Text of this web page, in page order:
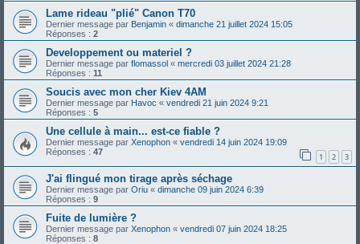
Lame rideau "plié" Canon T70
Dernier message par Benjamin « dimanche 21 juillet 2024 15:05
Réponses : 2
Developpement ou materiel ?
Dernier message par flomassol « mercredi 03 juillet 2024 21:28
Réponses : 11
Soucis avec mon cher Kiev 4AM
Dernier message par Havoc « vendredi 21 juin 2024 9:21
Réponses : 5
Une cellule à main... est-ce fiable ?
Dernier message par Xenophon « vendredi 14 juin 2024 19:09
Réponses : 47 1 2 3
J'ai flingué mon tirage après séchage
Dernier message par Oriu « dimanche 09 juin 2024 6:39
Réponses : 9
Fuite de lumière ?
Dernier message par Xenophon « vendredi 07 juin 2024 18:25
Réponses : 8